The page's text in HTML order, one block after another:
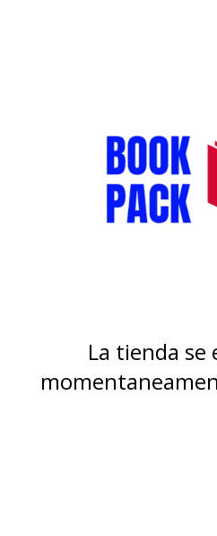
La tienda se